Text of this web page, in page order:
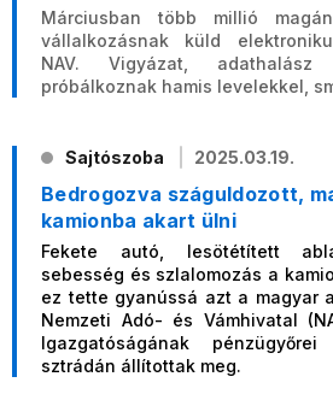
Márciusban több millió
vállalkozásnak küld
NAV. Vigyázat,
próbálkoznak hamis levelekkel,
Sajtószoba 2025.03.19.
Bedrogozva száguldozott,
kamionba akart ülni
Fekete autó, lesötétített
sebesség és szlalomozás a
ez tette gyanússá azt a magyar
Nemzeti Adó- és Vámhivatal
Igazgatóságának
sztrádán állítottak meg.